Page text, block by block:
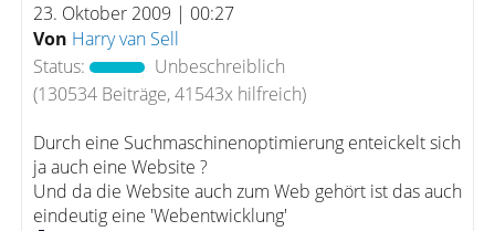
23. Oktober 2009 | 00:27
Von Harry van Sell
Status:
Unbeschreiblich
(130534 Beiträge, 41543x hilfreich)
Durch eine Suchmaschinenoptimierung enteickelt sich
ja auch eine Website ?
Und da die Website auch zum Web gehört ist das auch
eindeutig eine 'Webentwicklung'